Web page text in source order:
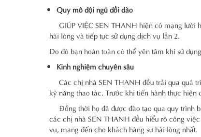
Quy mô đội ngũ dồi dào
GIÚP VIỆC SEN THANH hiện có mạng lưới
hài lòng và tiếp tục sử dụng dịch vụ lần 2.
Do đó bạn hoàn toàn có thể yên tâm khi sử
Kinh nghiệm chuyên sâu
Các chị nhà SEN THANH đều trải qua quá
kỹ năng thao tác. Trước khi tiến hành thực hiện
Đồng thời họ đã được đào tạo qua quy trình
các chị nhà SEN THANH đều hiểu rõ công
vụ, mang đến cho khách hàng sự hài lòng nhất.